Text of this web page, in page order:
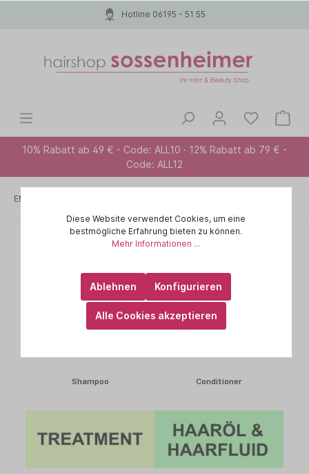
Hotline 06195 - 51 55
10% Rabatt ab 49 € - Code: ALL10 · 12% Rabatt ab 79 € -
Code: ALL12
EMPFEHLUNG FÜR ...
Shampoo Conditioner
Diese Website verwendet Cookies, um eine
bestmögliche Erfahrung bieten zu können.
Mehr Informationen ...
Ablehnen Konfigurieren
Alle Cookies akzeptieren